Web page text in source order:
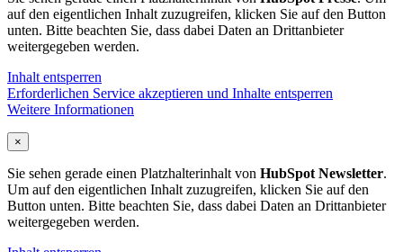
auf den eigentlichen Inhalt zuzugreifen, klicken Sie auf den Button
unten. Bitte beachten Sie, dass dabei Daten an Drittanbieter
weitergegeben werden.
Inhalt entsperren
Erforderlichen Service akzeptieren und Inhalte entsperren
Weitere Informationen
×
Sie sehen gerade einen Platzhalterinhalt von HubSpot Newsletter.
Um auf den eigentlichen Inhalt zuzugreifen, klicken Sie auf den
Button unten. Bitte beachten Sie, dass dabei Daten an Drittanbieter
weitergegeben werden.